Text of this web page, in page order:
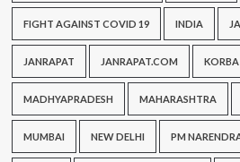
FIGHT AGAINST COVID 19 INDIA
JANRAPAT JANRAPAT.COM KORBA
MADHYAPRADESH MAHARASHTRA
MUMBAI NEW DELHI PM